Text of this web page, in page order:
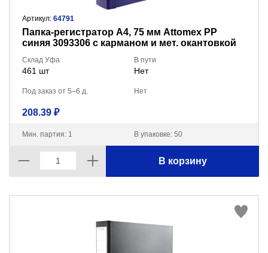
Артикул: 64791
Пaпка-регистратор А4, 75 мм Attomex PP
синяя 3093306 с карманом и мет. окантовкой
Склад Уфа
461 шт
В пути
Нет
Под заказ от 5–6 д. Нет
208.39 ₽
Мин. партия: 1 В упаковке: 50
В корзину